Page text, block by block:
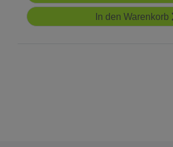
In den Warenkorb